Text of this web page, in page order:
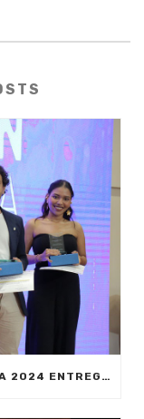
LOS PREMIOS MEDELLÍN INVESTIGA 2024 ENTREGARÁN $391 MILLONES EN ESTÍMULOS